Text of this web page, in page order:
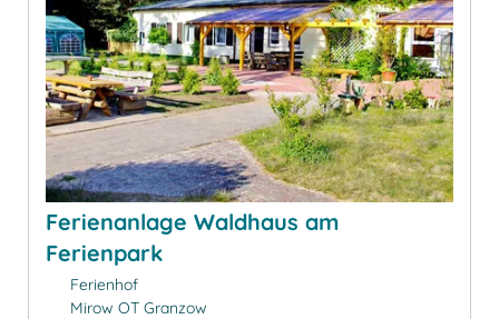
Ferienanlage Waldhaus am
Ferienpark
Ferienhof
Mirow OT Granzow